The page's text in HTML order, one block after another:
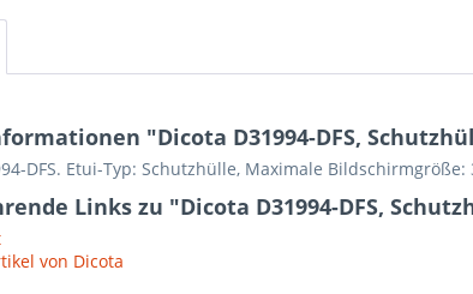
"Dicota D31994-DFS,
DFS. Etui-Typ: Schutzhülle, Maximale
Links zu "Dicota D31994-DFS,
von Dicota